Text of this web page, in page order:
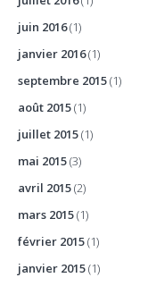
juin 2016(1)
janvier 2016(1)
septembre 2015(1)
août 2015(1)
juillet 2015(1)
mai 2015(3)
avril 2015(2)
mars 2015(1)
février 2015(1)
janvier 2015(1)